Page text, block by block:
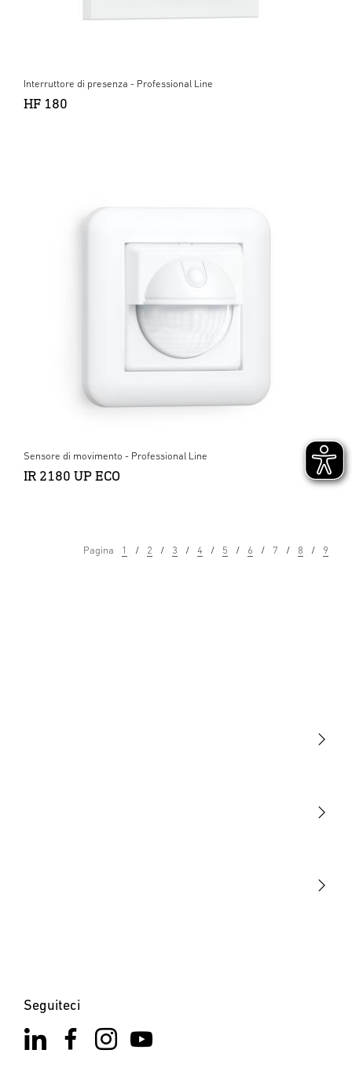
Interruttore di presenza - Professional Line
HF 180
Sensore di movimento - Professional Line
IR 2180 UP ECO
Pagina 1 2 3 4 5 6 7 8 9
Seguiteci